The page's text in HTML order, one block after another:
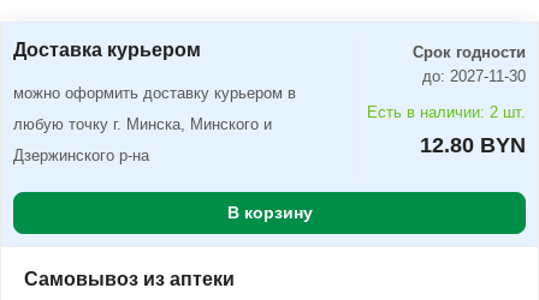
Доставка курьером
можно оформить доставку курьером в
любую точку г. Минска, Минского и
Дзержинского р-на
Срок годности
до: 2027-11-30
Есть в наличии: 2 шт.
12.80 BYN
В корзину
Самовывоз из аптеки